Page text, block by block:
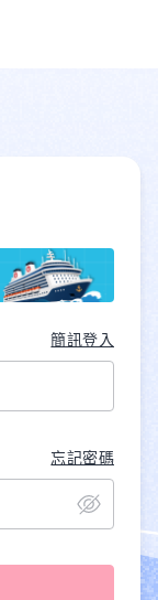
簡訊登入
忘記密碼